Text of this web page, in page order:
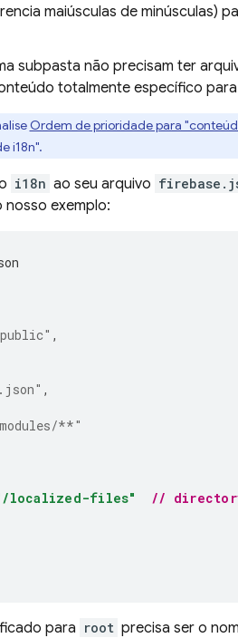
maiúsculas de minúsculas)
subpasta não precisam ter
totalmente específico
Ordem de prioridade para
i18n".
i18n ao seu arquivo
nosso exemplo:
,
,
**"
localized-files"
//
para root precisa ser o